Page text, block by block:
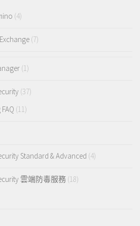
(4)
(7)
(1)
(37)
(11)
Standard & Advanced (4)
雲端防毒服務 (18)